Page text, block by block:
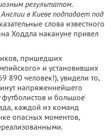
результатом.
в Киеве подпадает под
слова известного
Ходдла накануне привел
пришедших
и установивших
890 человек!), увидели то,
напряженнейшего
футболистов и большое
каждой из команд
опасных моментов,